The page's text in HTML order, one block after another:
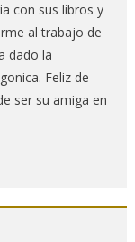
con sus libros y
al trabajo de
dado la
Feliz de
ser su amiga en